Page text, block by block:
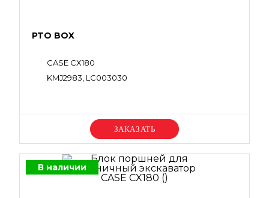
PTO BOX
CASE CX180
KMJ2983, LC003030
Уточняйте цену
В наличии